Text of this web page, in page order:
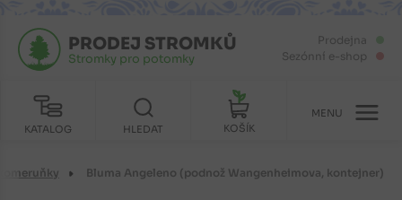
Prodejna
Sezónní e-shop
KATALOG
PRODEJ STROMKŮ
Stromky pro potomky
HLEDAT KOŠÍK
MENU
Bluma Angeleno (podnož Wangenheimova, kontejner)